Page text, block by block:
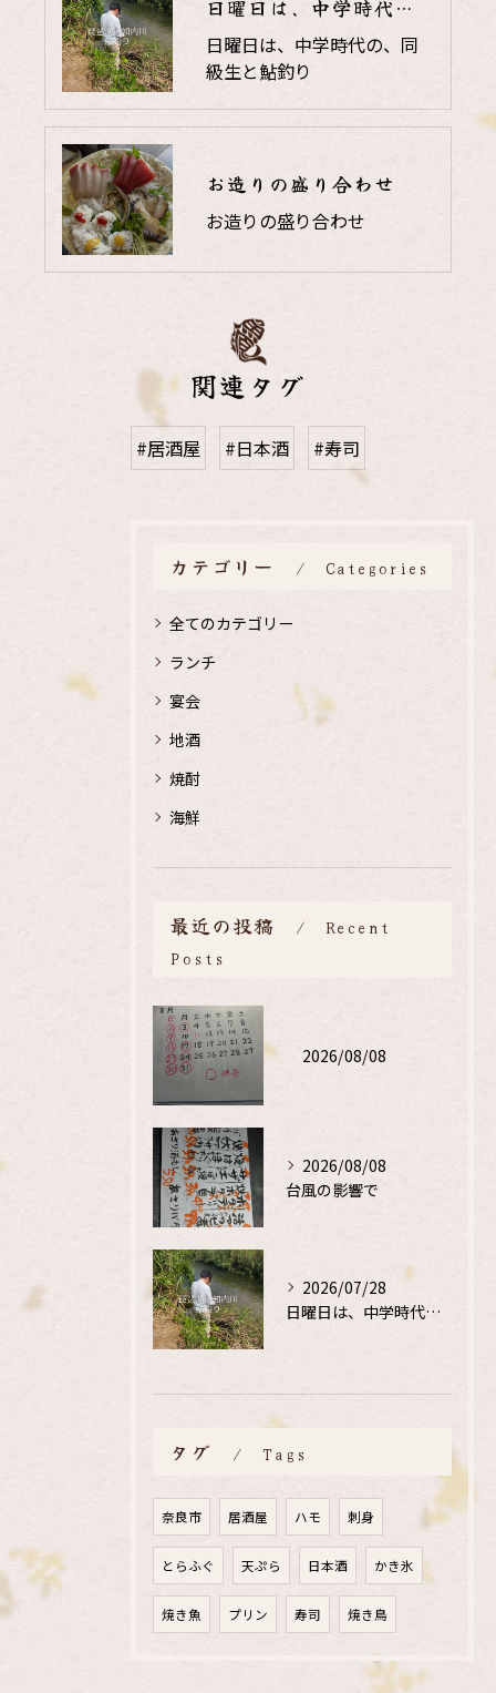
日曜日は、中学時代の、同級生と鮎釣り
日曜日は、中学時代の、同
級生と鮎釣り
お造りの盛り合わせ
お造りの盛り合わせ
関連タグ
#居酒屋 #日本酒 #寿司
カテゴリー Categories
全てのカテゴリー
ランチ
宴会
地酒
焼酎
海鮮
最近の投稿
Recent
Posts
2026/08/08
2026/08/08
台風の影響で
2026/07/28
日曜日は、中学時代の、同級生と鮎釣り
タグ Tags
奈良市 居酒屋 ハモ 刺身
とらふぐ 天ぷら 日本酒 かき氷
焼き魚 プリン 寿司 焼き鳥